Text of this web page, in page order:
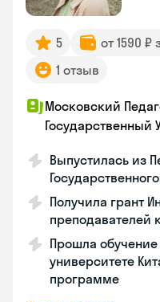
5 от 1590 ₽
1 отзыв
Московский
Государственный
Выпустилась из
Получила грант
преподавателей
Прошла
университете
программе